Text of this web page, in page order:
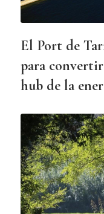
El Port de
para
hub de la